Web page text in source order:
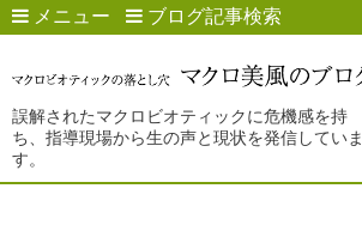
メニュー ブログ記事検索
誤解されたマクロビオティックに危機感を持
ち、指導現場から生の声と現状を発信していま
す。